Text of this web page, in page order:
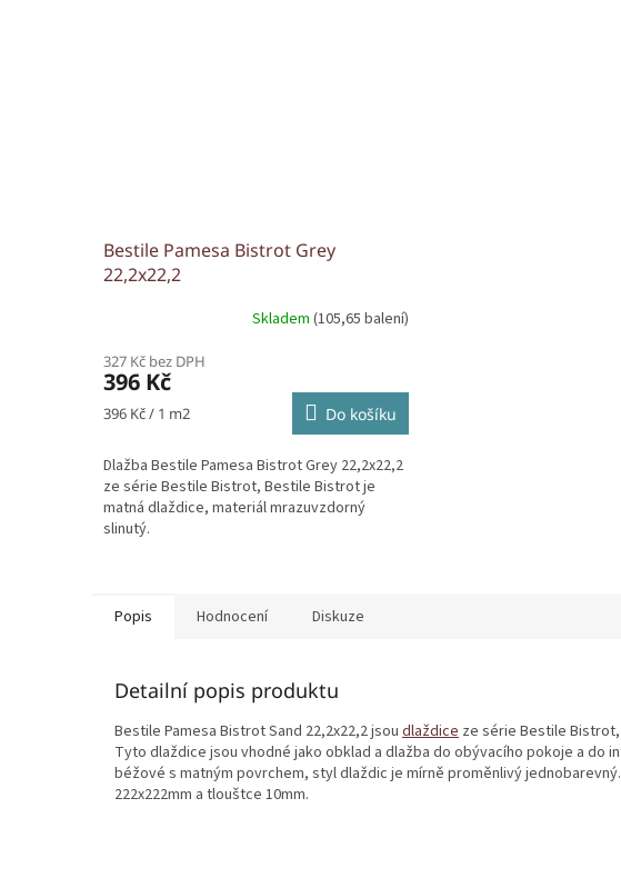
Bestile Pamesa Bistrot Grey
22,2x22,2
Skladem (105,65 balení)
327 Kč bez DPH
396 Kč
Měrná
396 Kč / 1 m2 Do košíku
Dlažba Bestile Pamesa Bistrot Grey 22,2x22,2
ze série Bestile Bistrot, Bestile Bistrot je
matná dlaždice, materiál mrazuvzdorný
slinutý.
Popis Hodnocení Diskuze
Detailní popis produktu
Bestile Pamesa Bistrot Sand 22,2x22,2 jsou dlaždice ze série Bestile
Tyto dlaždice jsou vhodné jako obklad a dlažba do obývacího pokoje a do
béžové s matným povrchem, styl dlaždic je mírně proměnlivý
222x222mm a tlouštce 10mm.